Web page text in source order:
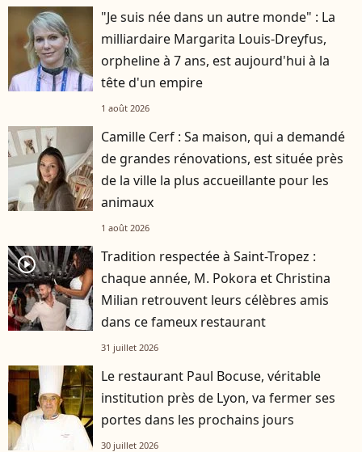
"Je suis née dans un autre monde" : La
milliardaire Margarita Louis-Dreyfus,
orpheline à 7 ans, est aujourd'hui à la
tête d'un empire
1 août 2026
Camille Cerf : Sa maison, qui a demandé
de grandes rénovations, est située près
de la ville la plus accueillante pour les
animaux
1 août 2026
player2
Tradition respectée à Saint-Tropez :
chaque année, M. Pokora et Christina
Milian retrouvent leurs célèbres amis
dans ce fameux restaurant
31 juillet 2026
Le restaurant Paul Bocuse, véritable
institution près de Lyon, va fermer ses
portes dans les prochains jours
30 juillet 2026